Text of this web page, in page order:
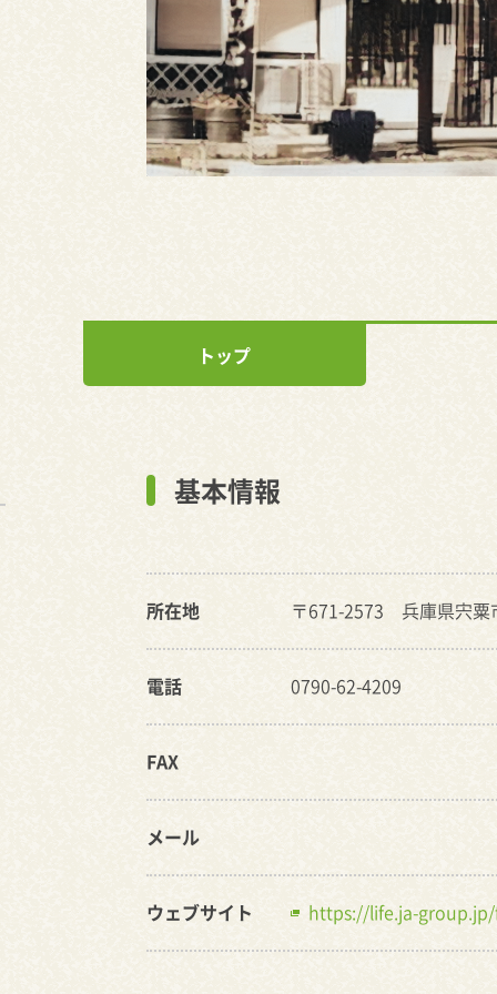
トップ
基本情報
所在地 〒671-2573 兵庫県宍
電話 0790-62-4209
FAX
メール
ウェブサイト https://life.ja-